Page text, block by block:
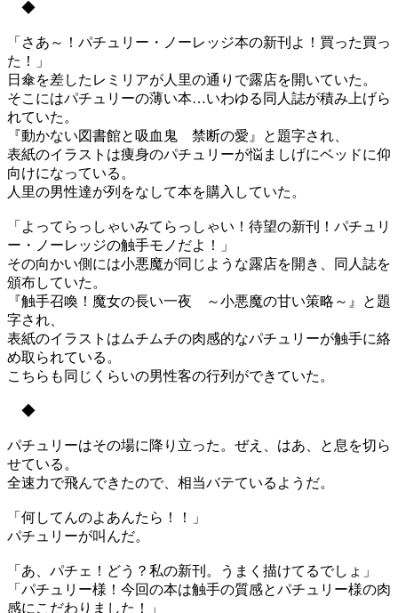
◆
「さあ～！パチュリー・ノーレッジ本の新刊よ！買った買っ
た！」
日傘を差したレミリアが人里の通りで露店を開いていた。
そこにはパチュリーの薄い本…いわゆる同人誌が積み上げら
れていた。
『動かない図書館と吸血鬼 禁断の愛』と題字され、
表紙のイラストは痩身のパチュリーが悩ましげにベッドに仰
向けになっている。
人里の男性達が列をなして本を購入していた。
「よってらっしゃいみてらっしゃい！待望の新刊！パチュリ
ー・ノーレッジの触手モノだよ！」
その向かい側には小悪魔が同じような露店を開き、同人誌を
頒布していた。
『触手召喚！魔女の長い一夜 ～小悪魔の甘い策略～』と題
字され、
表紙のイラストはムチムチの肉感的なパチュリーが触手に絡
め取られている。
こちらも同じくらいの男性客の行列ができていた。
◆
パチュリーはその場に降り立った。ぜえ、はあ、と息を切ら
せている。
全速力で飛んできたので、相当バテているようだ。
「何してんのよあんたら！！」
パチュリーが叫んだ。
「あ、パチェ！どう？私の新刊。うまく描けてるでしょ」
「パチュリー様！今回の本は触手の質感とパチュリー様の肉
感にこだわりました！」